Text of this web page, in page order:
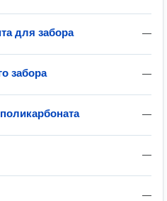
—
для забора
—
забора
—
—
—